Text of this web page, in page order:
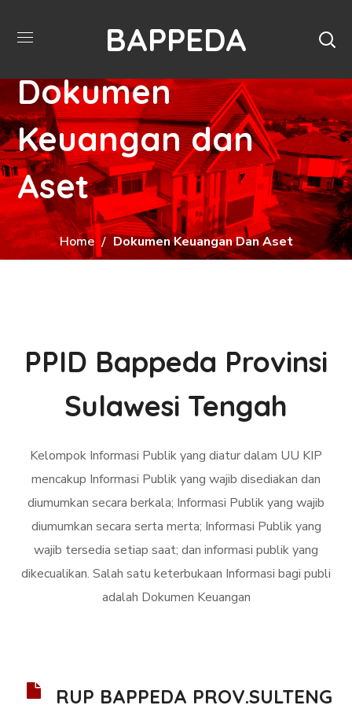
BAPPEDA
Dokumen
Keuangan dan
Aset
Home Dokumen Keuangan Dan Aset
PPID Bappeda Provinsi
Sulawesi Tengah
Kelompok Informasi Publik yang diatur dalam UU KIP
mencakup Informasi Publik yang wajib disediakan dan
diumumkan secara berkala; Informasi Publik yang wajib
diumumkan secara serta merta; Informasi Publik yang
wajib tersedia setiap saat; dan informasi publik yang
dikecualikan. Salah satu keterbukaan Informasi bagi publi
adalah Dokumen Keuangan
RUP BAPPEDA PROV.SULTENG